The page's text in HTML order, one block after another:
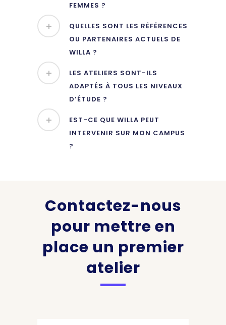
FEMMES ?
QUELLES SONT LES RÉFÉRENCES
OU PARTENAIRES ACTUELS DE
WILLA ?
LES ATELIERS SONT-ILS
ADAPTÉS À TOUS LES NIVEAUX
D’ÉTUDE ?
EST-CE QUE WILLA PEUT
INTERVENIR SUR MON CAMPUS
?
Contactez-nous
pour mettre en
place un premier
atelier